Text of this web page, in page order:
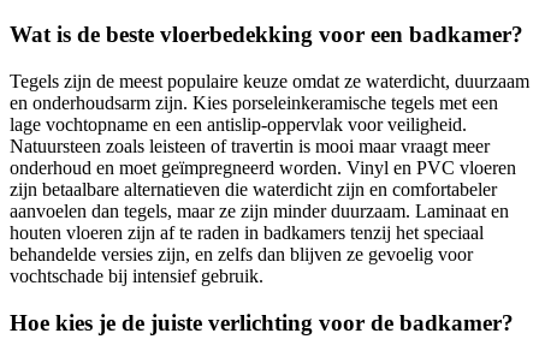
Wat is de beste vloerbedekking voor een badkamer?
Tegels zijn de meest populaire keuze omdat ze waterdicht, duurzaam
en onderhoudsarm zijn. Kies porseleinkeramische tegels met een
lage vochtopname en een antislip-oppervlak voor veiligheid.
Natuursteen zoals leisteen of travertin is mooi maar vraagt meer
onderhoud en moet geïmpregneerd worden. Vinyl en PVC vloeren
zijn betaalbare alternatieven die waterdicht zijn en comfortabeler
aanvoelen dan tegels, maar ze zijn minder duurzaam. Laminaat en
houten vloeren zijn af te raden in badkamers tenzij het speciaal
behandelde versies zijn, en zelfs dan blijven ze gevoelig voor
vochtschade bij intensief gebruik.
Hoe kies je de juiste verlichting voor de badkamer?